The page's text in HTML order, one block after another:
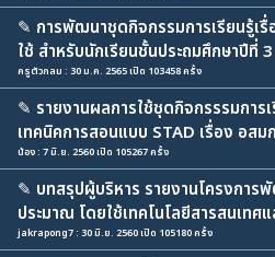
✎ การพัฒนาชุดกิจกรรมการเรียนรู้เ
ใช้ สำหรับนักเรียนชั้นประถมศึกษาปีที่ 3
ครูตัวกลม : 30 ม.ค. 2565 เปิด 103458 ครั้ง
✎ รายงานผลการใช้ชุดกิจกรรรมกา
เทคนิคการสอนแบบ STAD เรื่อง อสม
น้อง : 7 มิ.ย. 2560 เปิด 105267 ครั้ง
✎ บทสรุปผู้บริหาร รายงานโครงการ
ประมาณ โดยใช้เทคโนโลยีสารสนเทศ
jakrapong7 : 30 มิ.ย. 2560 เปิด 105180 ครั้ง